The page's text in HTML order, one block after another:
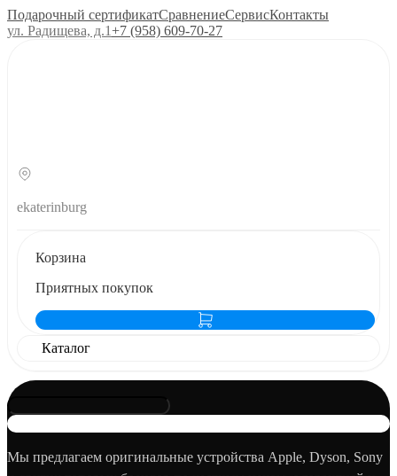
Подарочный сертификатСравнениеСервисКонтакты
ул. Радищева, д.1+7 (958) 609‑70‑27
ekaterinburg
Корзина
Приятных покупок
Каталог
Мы предлагаем оригинальные устройства Apple, Dyson, Sony